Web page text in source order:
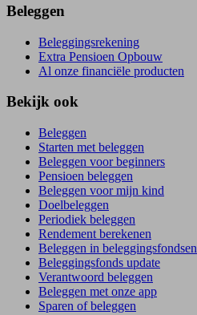
Beleggen
Beleggingsrekening
Extra Pensioen Opbouw
Al onze financiële producten
Bekijk ook
Beleggen
Starten met beleggen
Beleggen voor beginners
Pensioen beleggen
Beleggen voor mijn kind
Doelbeleggen
Periodiek beleggen
Rendement berekenen
Beleggen in beleggingsfondsen
Beleggingsfonds update
Verantwoord beleggen
Beleggen met onze app
Sparen of beleggen